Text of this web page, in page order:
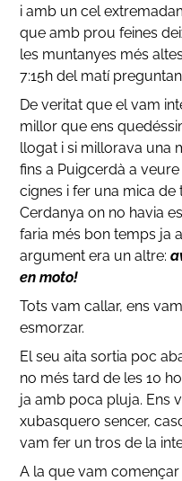
i amb un cel
que amb prou feines
les muntanyes més
7:15h del matí
De veritat que el vam
millor que ens
llogat i si millorava una
fins a Puigcerdà a
cignes i fer una mica
Cerdanya on no havia
faria més bon temps ja
argument era un altre:
en moto!
Tots vam callar, ens
esmorzar.
El seu aita sortia poc
no més tard de les 10
ja amb poca pluja. Ens
xubasquero sencer,
vam fer un tros de la
A la que vam començar